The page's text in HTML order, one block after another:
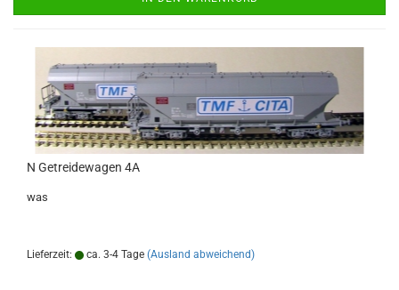
N Getreidewagen 4A
was
Lieferzeit: ca. 3-4 Tage (Ausland abweichend)